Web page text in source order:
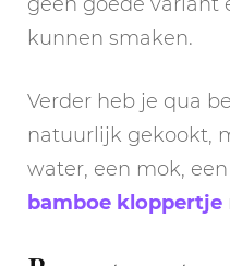
kunnen smaken.
Verder heb je qua
natuurlijk gekookt,
water, een mok,
bamboe kloppertje